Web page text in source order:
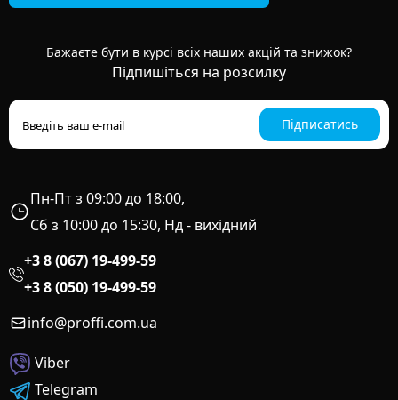
Бажаєте бути в курсі всіх наших акцій та знижок?
Підпишіться на розсилку
Підписатись
Пн-Пт з 09:00 до 18:00,
Сб з 10:00 до 15:30, Нд - вихідний
+3 8 (067) 19-499-59
+3 8 (050) 19-499-59
info@proffi.com.ua
Viber
Telegram